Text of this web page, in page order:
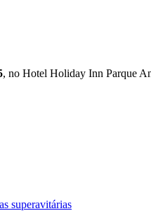
, no Hotel Holiday Inn Parque
superavitárias